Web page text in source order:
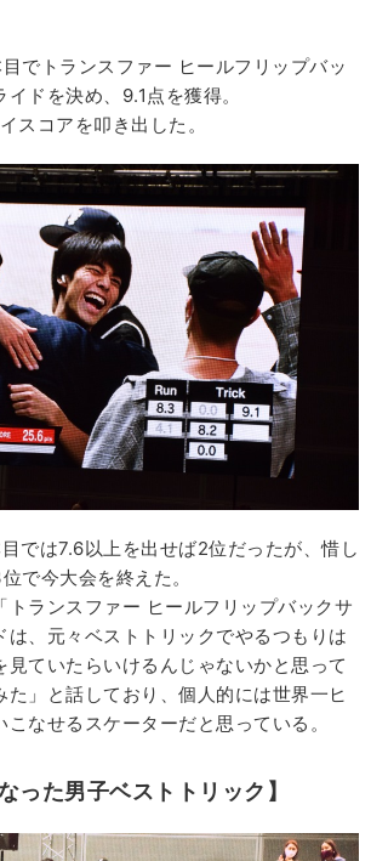
でトランスファー ヒールフリップバッ
ドを決め、9.1点を獲得。
スコアを叩き出した。
では7.6以上を出せば2位だったが、惜し
で今大会を終えた。
トランスファー ヒールフリップバックサ
は、元々ベストトリックでやるつもりは
見ていたらいけるんじゃないかと思って
た」と話しており、個人的には世界一ヒ
なせるスケーターだと思っている。
った男子ベストトリック】